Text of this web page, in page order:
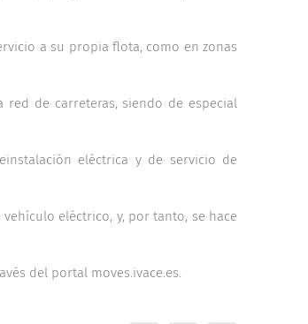
a su propia flota, como en zonas
de carreteras, siendo de especial
eléctrica y de servicio de
eléctrico, y, por tanto, se hace
del portal moves.ivace.es.